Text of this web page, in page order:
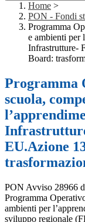
Home >
PON - Fondi
Programma
e ambienti per
Infrastrutture-
Board:
Programma
scuola,
EU.Azione
PON Avviso 28966
Programma
ambienti per
sviluppo regionale